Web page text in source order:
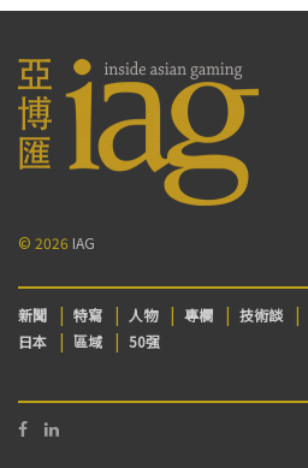
© 2026 IAG
新聞 特寫 人物 專欄 技術談
日本
區域 50强